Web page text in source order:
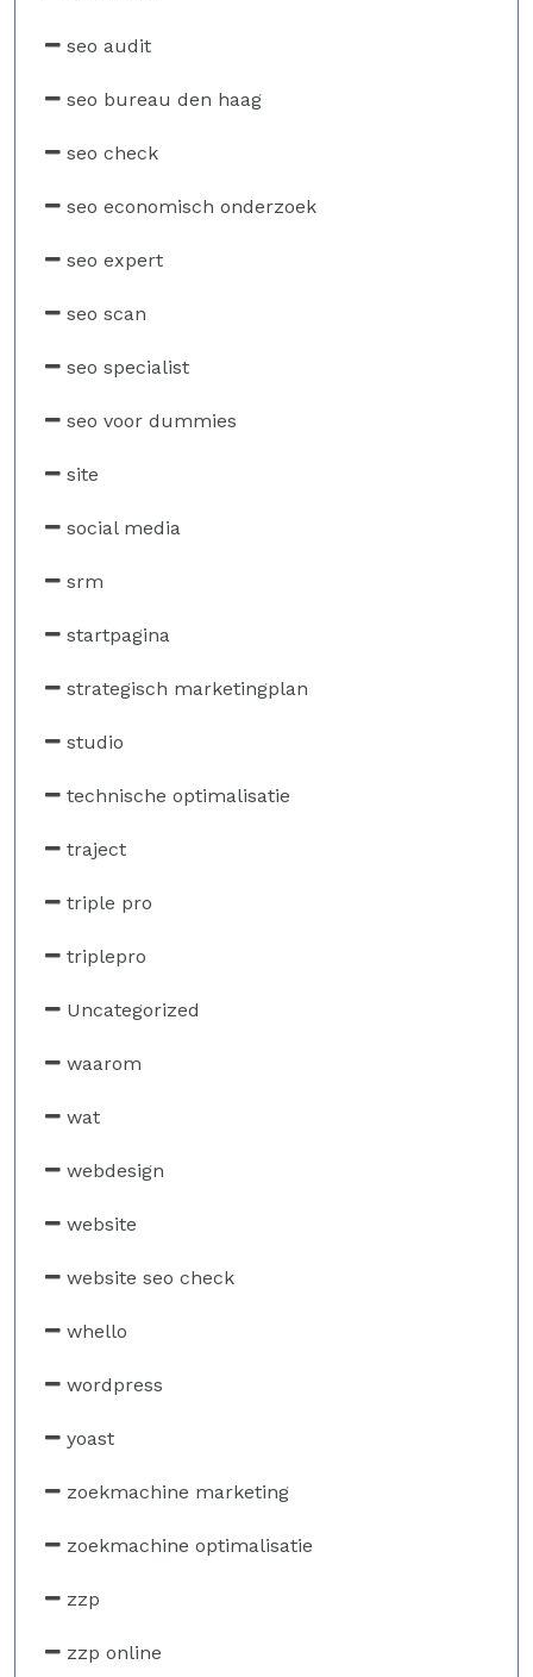
seo audit
seo bureau den haag
seo check
seo economisch onderzoek
seo expert
seo scan
seo specialist
seo voor dummies
site
social media
srm
startpagina
strategisch marketingplan
studio
technische optimalisatie
traject
triple pro
triplepro
Uncategorized
waarom
wat
webdesign
website
website seo check
whello
wordpress
yoast
zoekmachine marketing
zoekmachine optimalisatie
zzp
zzp online